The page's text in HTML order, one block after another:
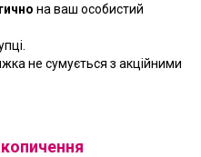
на ваш особистий
не сумується з акційними